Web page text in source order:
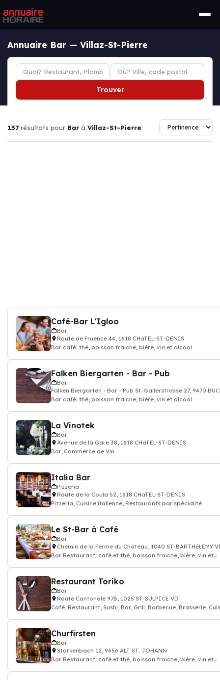
Annuaire Bar — Villaz-St-Pierre
Trouver
137 résultats pour Bar à Villaz-St-Pierre
Café-Bar L'Igloo
Bar
Route de Fruence 44, 1618 CHâTEL-ST-DENIS
Bar café: thé, boisson fraiche, bière, vin et alcool
Falken Biergarten - Bar - Pub
Bar
Falken Biergarten - Bar - Pub St. Gallerstrasse 27, 9470
Bar café: thé, boisson fraiche, bière, vin et alcool
La Vinotek
Bar
Avenue de la Gare 38, 1618 CHâTEL-ST-DENIS
Bar, Commerce de Vin
Italia Bar
Pizzeria
Route de la Coula 52, 1618 CHâTEL-ST-DENIS
Pizzeria, Cuisine italienne, Restaurants par spécialité
Le St-Bar à Café
Bar
Chemin de la Ferme du Château, 1040 ST-BARTHéLEMY
Bar Restaurant: café et thé, boisson fraiche, bière, vin et
Restaurant Toriko
Bar
Route Cantonale 97B, 1025 ST-SULPICE VD
Café, Restaurant, Sushi, Bar, Grill, Barbecue, Brasserie,
Churfirsten
Bar
Starkenbach 12, 9656 ALT ST. JOHANN
Bar Restaurant: café et thé, boisson fraiche, bière, vin et